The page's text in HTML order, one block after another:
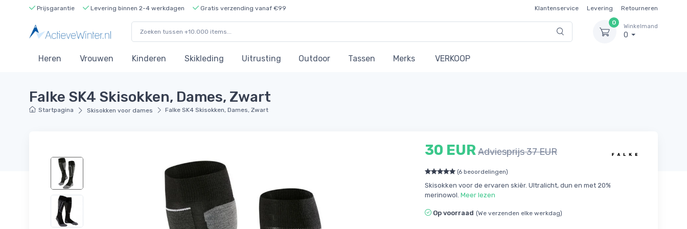
Prijsgarantie Levering binnen 2-4 werkdagen Gratis verzending vanaf €99 Klantenservice Levering
Retourneren
0
Winkelmand
0
Heren Vrouwen Kinderen Skikleding Uitrusting Outdoor Tassen Merks VERKOOP
Falke SK4 Skisokken, Dames, Zwart
Startpagina Skisokken voor dames Falke SK4 Skisokken, Dames, Zwart
30 EURAdviesprijs 37 EUR
(6 beoordelingen)
Skisokken voor de ervaren skiër. Ultralicht, dun en met 20%
merinowol. Meer lezen
Op voorraad (We verzenden elke werkdag)